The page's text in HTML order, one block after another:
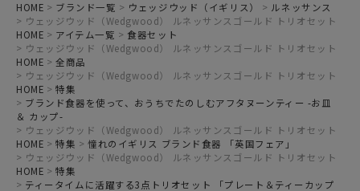
HOME ブランド一覧 ウェッジウッド（イギリス）
ルネッサンス
ウェッジウッド（Wedgwood） ルネッサンスゴールド トリオセット
HOME
アイテム一覧
食器セット
ウェッジウッド（Wedgwood） ルネッサンスゴールド トリオセット
HOME
全商品
ウェッジウッド（Wedgwood） ルネッサンスゴールド トリオセット
HOME
特集
ブランド食器を使って、おうちでたのしむアフタヌーンティー -お皿
＆ カップ-
ウェッジウッド（Wedgwood） ルネッサンスゴールド トリオセット
HOME
特集
憧れのイギリス ブランド食器 「英国フェア」
ウェッジウッド（Wedgwood） ルネッサンスゴールド トリオセット
HOME
特集
ティータイムに活躍する3点トリオセット 「プレート＆ティーカップ